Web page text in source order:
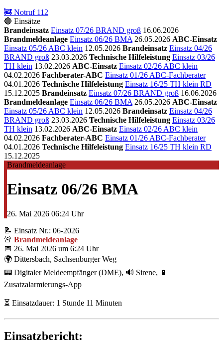
🚒 Notruf 112
🔴 Einsätze
Brandeinsatz Einsatz 07/26 BRAND groß 16.06.2026
Brandmeldeanlage Einsatz 06/26 BMA 26.05.2026 ABC-Einsatz
Einsatz 05/26 ABC klein 12.05.2026 Brandeinsatz Einsatz 04/26
BRAND groß 23.03.2026 Technische Hilfeleistung Einsatz 03/26
TH klein 13.02.2026 ABC-Einsatz Einsatz 02/26 ABC klein
04.02.2026 Fachberater-ABC Einsatz 01/26 ABC-Fachberater
04.01.2026 Technische Hilfeleistung Einsatz 16/25 TH klein RD
15.12.2025 Brandeinsatz Einsatz 07/26 BRAND groß 16.06.2026
Brandmeldeanlage Einsatz 06/26 BMA 26.05.2026 ABC-Einsatz
Einsatz 05/26 ABC klein 12.05.2026 Brandeinsatz Einsatz 04/26
BRAND groß 23.03.2026 Technische Hilfeleistung Einsatz 03/26
TH klein 13.02.2026 ABC-Einsatz Einsatz 02/26 ABC klein
04.02.2026 Fachberater-ABC Einsatz 01/26 ABC-Fachberater
04.01.2026 Technische Hilfeleistung Einsatz 16/25 TH klein RD
15.12.2025
Brandmeldeanlage
Einsatz 06/26 BMA
26. Mai 2026 06:24 Uhr
📝 Einsatz Nr.: 06-2026
🚨 Brandmeldeanlage
📅 26. Mai 2026 um 6:24 Uhr
🌍 Dittersbach, Sachsenburger Weg
📟 Digitaler Meldeempfänger (DME), 🔊 Sirene, 📱
Zusatzalarmierungs-App
⏳ Einsatzdauer: 1 Stunde 11 Minuten
Einsatzbericht: